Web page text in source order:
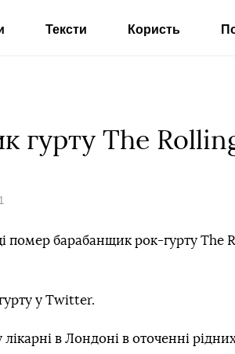
Тексти Користь
гурту The
помер барабанщик рок-гурту The
у Twitter.
в Лондоні в оточенні